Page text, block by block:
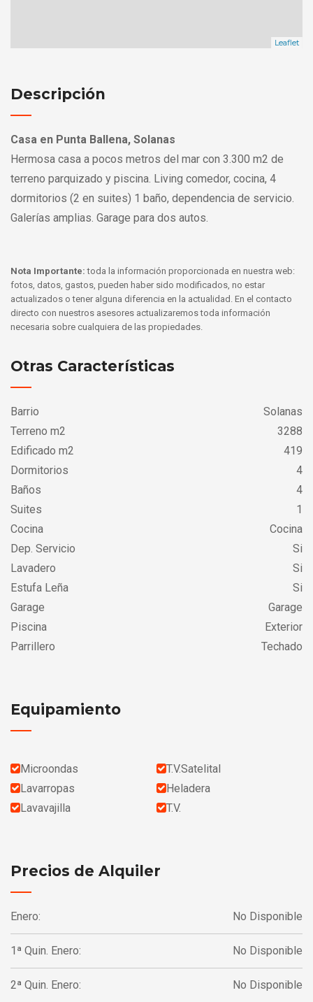
Leaflet
Descripción
Casa en Punta Ballena, Solanas
Hermosa casa a pocos metros del mar con 3.300 m2 de
terreno parquizado y piscina. Living comedor, cocina, 4
dormitorios (2 en suites) 1 baño, dependencia de servicio.
Galerías amplias. Garage para dos autos.
Nota Importante:toda la información proporcionada en nuestra web:
fotos, datos, gastos, pueden haber sido modificados, no estar
actualizados o tener alguna diferencia en la actualidad. En el contacto
directo con nuestros asesores actualizaremos toda información
necesaria sobre cualquiera de las propiedades.
Otras Características
Barrio
Solanas
Terreno m2
3288
Edificado m2
419
Dormitorios
4
Baños
4
Suites
1
Cocina
Cocina
Dep. Servicio
Si
Lavadero
Si
Estufa Leña
Si
Garage
Garage
Piscina
Exterior
Parrillero
Techado
Equipamiento
Microondas
T.V.Satelital
Lavarropas
Heladera
Lavavajilla
T.V.
Precios de Alquiler
Enero: No Disponible
1ª Quin. Enero: No Disponible
2ª Quin. Enero: No Disponible